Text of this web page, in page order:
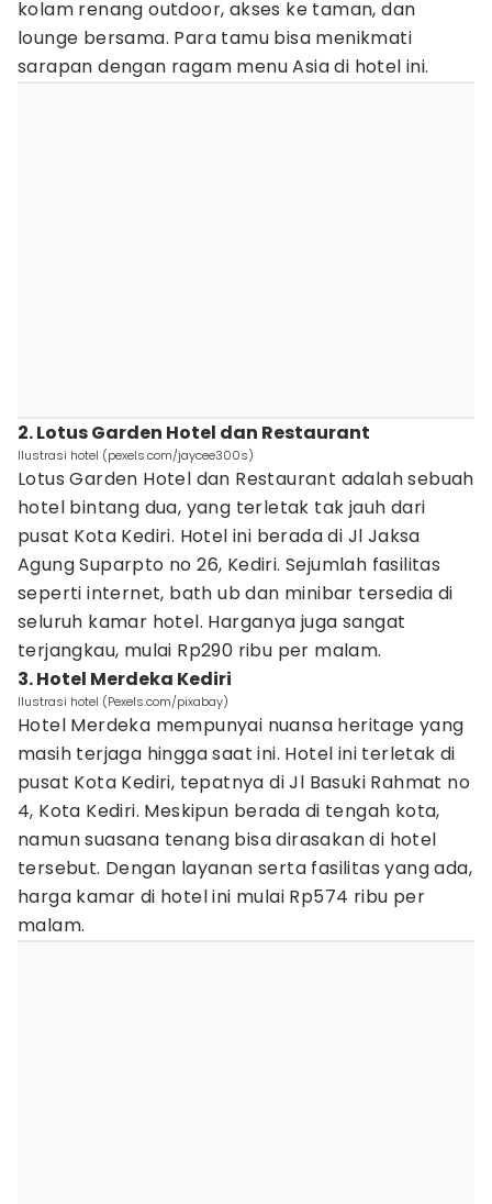
kolam renang outdoor, akses ke taman, dan
lounge bersama. Para tamu bisa menikmati
sarapan dengan ragam menu Asia di hotel ini.
2. Lotus Garden Hotel dan Restaurant
Ilustrasi hotel (pexels.com/jaycee300s)
Lotus Garden Hotel dan Restaurant adalah sebuah
hotel bintang dua, yang terletak tak jauh dari
pusat Kota Kediri. Hotel ini berada di Jl Jaksa
Agung Suparpto no 26, Kediri. Sejumlah fasilitas
seperti internet, bath ub dan minibar tersedia di
seluruh kamar hotel. Harganya juga sangat
terjangkau, mulai Rp290 ribu per malam.
3. Hotel Merdeka Kediri
Ilustrasi hotel (Pexels.com/pixabay)
Hotel Merdeka mempunyai nuansa heritage yang
masih terjaga hingga saat ini. Hotel ini terletak di
pusat Kota Kediri, tepatnya di Jl Basuki Rahmat no
4, Kota Kediri. Meskipun berada di tengah kota,
namun suasana tenang bisa dirasakan di hotel
tersebut. Dengan layanan serta fasilitas yang ada,
harga kamar di hotel ini mulai Rp574 ribu per
malam.